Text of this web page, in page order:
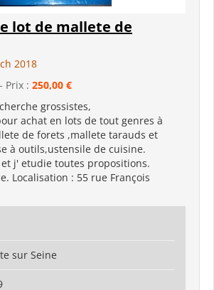
lot de mallete de
2018
- Prix : 250,00 €
grossistes,
achat en lots de tout genres à
de forets ,mallete tarauds et
à outils,ustensile de cuisine.
et j' etudie toutes propositions.
Localisation : 55 rue François
sur Seine